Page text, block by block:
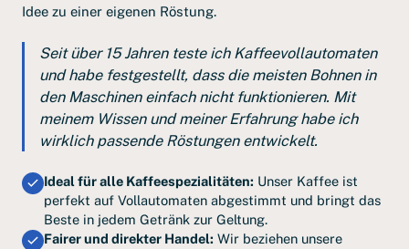
Idee zu einer eigenen Röstung.
Seit über 15 Jahren teste ich Kaffeevollautomaten
und habe festgestellt, dass die meisten Bohnen in
den Maschinen einfach nicht funktionieren. Mit
meinem Wissen und meiner Erfahrung habe ich
wirklich passende Röstungen entwickelt.
Ideal für alle Kaffeespezialitäten: Unser Kaffee ist
perfekt auf Vollautomaten abgestimmt und bringt das
Beste in jedem Getränk zur Geltung.
Fairer und direkter Handel: Wir beziehen unsere